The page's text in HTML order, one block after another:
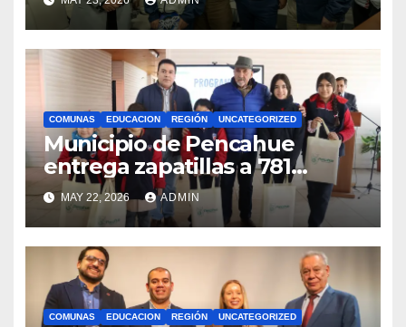
competencias
internacionales
COMUNAS EDUCACION REGIÓN UNCATEGORIZED
Municipio de Pencahue
entrega zapatillas a 781
estudiantes con recursos del
Royalty Minero
MAY 22, 2026 ADMIN
COMUNAS EDUCACION REGIÓN UNCATEGORIZED